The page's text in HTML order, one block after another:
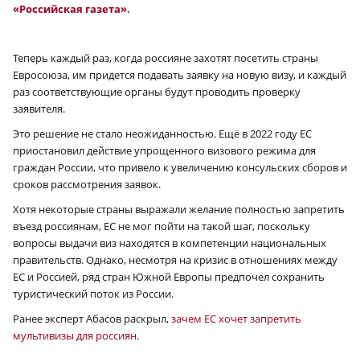
«Российская газета».
Теперь каждый раз, когда россияне захотят посетить страны
Евросоюза, им придется подавать заявку на новую визу, и каждый
раз соответствующие органы будут проводить проверку
заявителя.
Это решение не стало неожиданностью. Ещё в 2022 году ЕС
приостановил действие упрощенного визового режима для
граждан России, что привело к увеличению консульских сборов и
сроков рассмотрения заявок.
Хотя некоторые страны выражали желание полностью запретить
въезд россиянам, ЕС не мог пойти на такой шаг, поскольку
вопросы выдачи виз находятся в компетенции национальных
правительств. Однако, несмотря на кризис в отношениях между
ЕС и Россией, ряд стран Южной Европы предпочел сохранить
туристический поток из России.
Ранее эксперт Абасов раскрыл,зачем ЕС хочет запретить
мультивизы для россиян.